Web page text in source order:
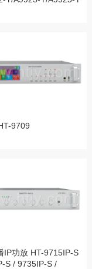
9709
IP功放 HT-9715IP-S
S / 9735IP-S /